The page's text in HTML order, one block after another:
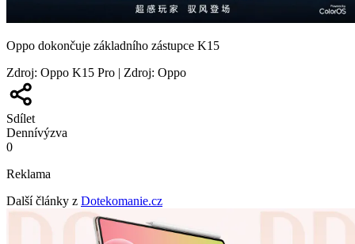
Oppo dokončuje základního zástupce K15
Zdroj: Oppo K15 Pro | Zdroj: Oppo
Sdílet
Dennívýzva
0
Reklama
Další články z Dotekomanie.cz